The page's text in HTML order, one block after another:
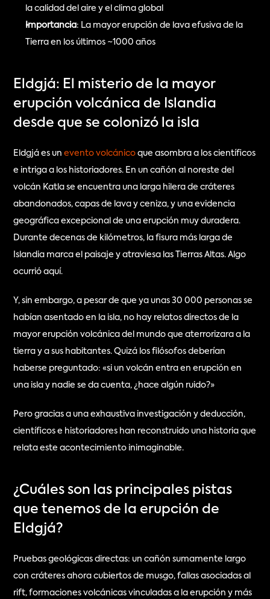
la calidad del aire y el clima global
Importancia: La mayor erupción de lava efusiva de la
Tierra en los últimos ~1000 años
Eldgjá: El misterio de la mayor
erupción volcánica de Islandia
desde que se colonizó la isla
Eldgjá es un evento volcánico que asombra a los científicos
e intriga a los historiadores. En un cañón al noreste del
volcán Katla se encuentra una larga hilera de cráteres
abandonados, capas de lava y ceniza, y una evidencia
geográfica excepcional de una erupción muy duradera.
Durante decenas de kilómetros, la fisura más larga de
Islandia marca el paisaje y atraviesa las Tierras Altas. Algo
ocurrió aquí.
Y, sin embargo, a pesar de que ya unas 30 000 personas se
habían asentado en la isla, no hay relatos directos de la
mayor erupción volcánica del mundo que aterrorizara a la
tierra y a sus habitantes. Quizá los filósofos deberían
haberse preguntado: «si un volcán entra en erupción en
una isla y nadie se da cuenta, ¿hace algún ruido?»
Pero gracias a una exhaustiva investigación y deducción,
científicos e historiadores han reconstruido una historia que
relata este acontecimiento inimaginable.
¿Cuáles son las principales pistas
que tenemos de la erupción de
Eldgjá?
Pruebas geológicas directas: un cañón sumamente largo
con cráteres ahora cubiertos de musgo, fallas asociadas al
rift, formaciones volcánicas vinculadas a la erupción y más